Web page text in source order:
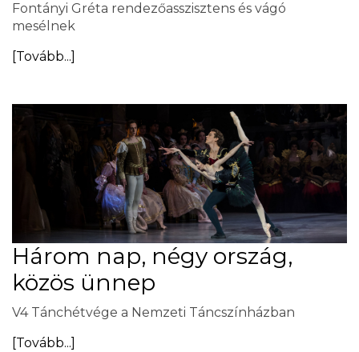
Fontányi Gréta rendezőasszisztens és vágó
mesélnek
[Tovább...]
Három nap, négy ország,
közös ünnep
V4 Tánchétvége a Nemzeti Táncszínházban
[Tovább...]